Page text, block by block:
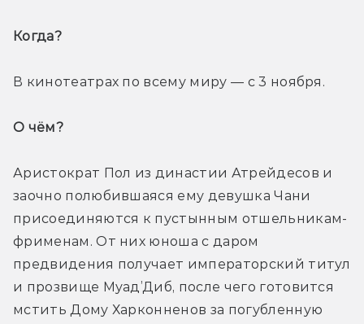
Когда?
В кинотеатрах по всему миру — с 3 ноября.
О чём?
Аристократ Пол из династии Атрейдесов и
заочно полюбившаяся ему девушка Чани
присоединяются к пустынным отшельникам-
фрименам. От них юноша с даром
предвидения получает императорский титул
и прозвище Муад’Диб, после чего готовится
мстить Дому Харконненов за погубленную